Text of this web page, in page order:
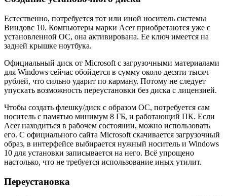
Естественно, потребуется тот или иной носитель системы
Виндовс 10. Компьютеры марки Acer приобретаются уже с
установленной ОС, она активирована. Ее ключ имеется на
задней крышке ноутбука.
Официальный диск от Microsoft с загрузочными материалами
для Windows сейчас обойдется в сумму около десяти тысяч
рублей, что сильно ударит по карману. Потому не следует
упускать возможность переустановки без диска с лицензией.
Чтобы создать флешку/диск с образом ОС, потребуется сам
носитель с памятью минимум 8 ГБ, и работающий ПК. Если
Acer находиться в рабочем состоянии, можно использовать
его. С официального сайта Microsoft скачивается загрузочный
образ, в интерфейсе выбирается нужный носитель и Windows
10 для установки записывается на него. Всё упрощено
настолько, что не требуется использование иных утилит.
Переустановка